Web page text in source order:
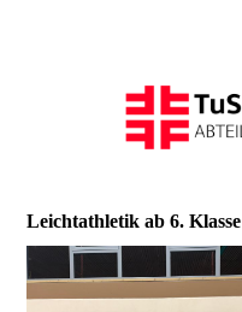
Leichtathletik ab 6. Klasse